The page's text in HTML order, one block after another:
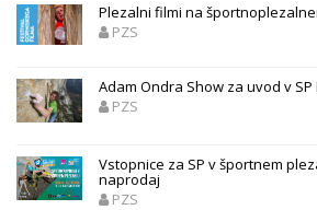
Plezalni filmi na
PZS
Adam Ondra Show za uvod v SP
PZS
Vstopnice za SP v športnem
naprodaj
PZS